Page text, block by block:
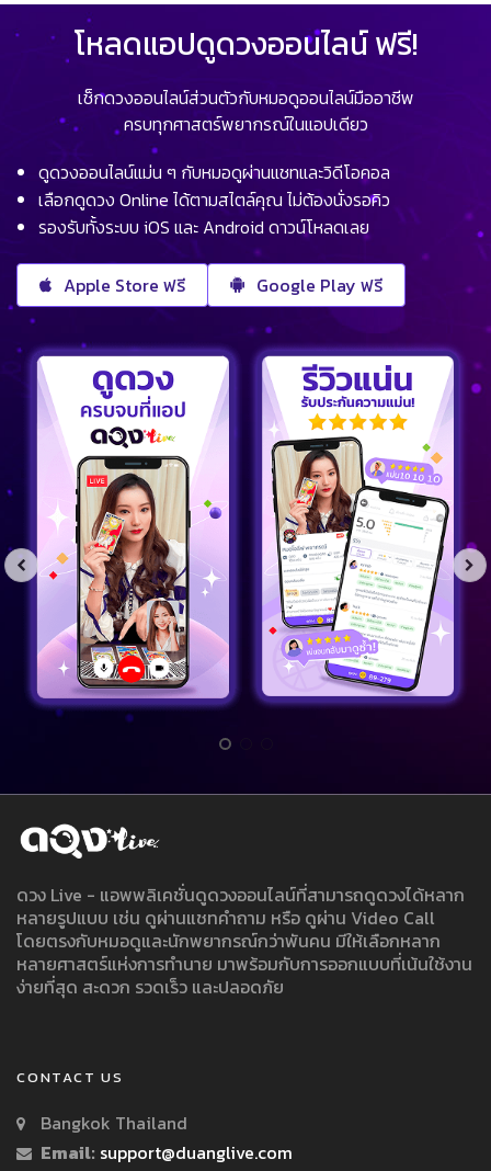
โหลดแอปดูดวงออนไลน์ ฟรี!
เช็กดวงออนไลน์ส่วนตัวกับหมอดูออนไลน์มืออาชีพ
ครบทุกศาสตร์พยากรณ์ในแอปเดียว
ดูดวงออนไลน์แม่น ๆ กับหมอดูผ่านแชทและวิดีโอคอล
เลือกดูดวง Online ได้ตามสไตล์คุณ ไม่ต้องนั่งรอคิว
รองรับทั้งระบบ iOS และ Android ดาวน์โหลดเลย
Apple Store ฟรี Google Play ฟรี
ดวง Live - แอพพลิเคชั่นดูดวงออนไลน์ที่สามารถดูดวงได้หลาก
หลายรูปแบบ เช่น ดูผ่านแชทคำถาม หรือ ดูผ่าน Video Call
โดยตรงกับหมอดูและนักพยากรณ์กว่าพันคน มีให้เลือกหลาก
หลายศาสตร์แห่งการทำนาย มาพร้อมกับการออกแบบที่เน้นใช้งาน
ง่ายที่สุด สะดวก รวดเร็ว และปลอดภัย
CONTACT US
Bangkok Thailand
Email: support@duanglive.com